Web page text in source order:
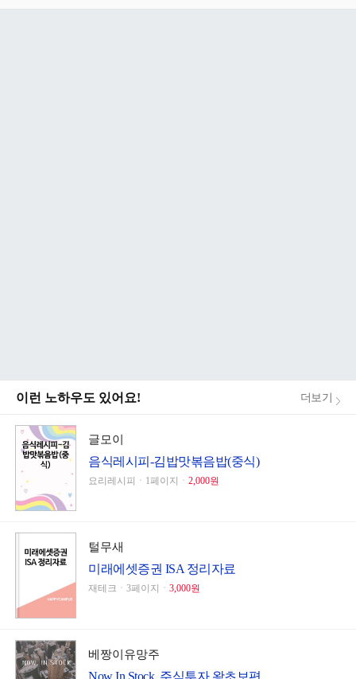
이런 노하우도 있어요! 더보기
글모이
음식레시피-김밥맛볶음밥(중식)
요리레시피ㆍ1페이지ㆍ 2,000원
털무새
미래에셋증권 ISA 정리자료
재테크ㆍ3페이지ㆍ 3,000원
베짱이유망주